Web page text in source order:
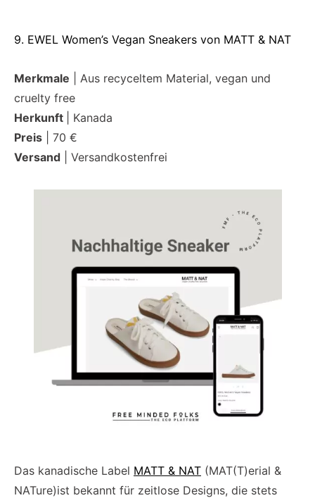
9. EWEL Women’s Vegan Sneakers von MATT & NAT
Merkmale | Aus recyceltem Material, vegan und
cruelty free
Herkunft
| Kanada
Preis | 70 €
Versand | Versandkostenfrei
Das kanadische Label MATT & NAT (MAT(T)erial &
NATure)ist bekannt für zeitlose Designs, die stets